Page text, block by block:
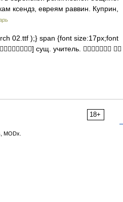
ксендз, евреям раввин. Куприн,
02.ttf );} span {font size:17px;font
сущ. учитель.  
18+
MODx.